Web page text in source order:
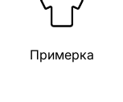
Примерка